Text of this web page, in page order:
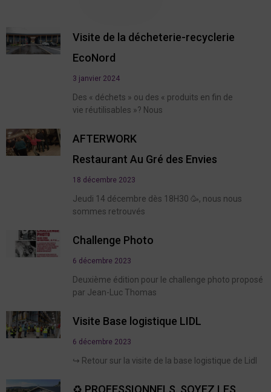
Visite de la décheterie-recyclerie
EcoNord
3 janvier 2024
Des « déchets » ou des « produits en fin de
vie réutilisables »? Nous
AFTERWORK
Restaurant Au Gré des Envies
18 décembre 2023
Jeudi 14 décembre dès 18H30 🥳, nous nous
sommes retrouvés
Challenge Photo
6 décembre 2023
Deuxième édition pour le challenge photo proposé
par Jean-Luc Thomas
Visite Base logistique LIDL
6 décembre 2023
↪️ Retour sur la visite de la base logistique de Lidl
♻️ PROFESSIONNELS, SOYEZ LES